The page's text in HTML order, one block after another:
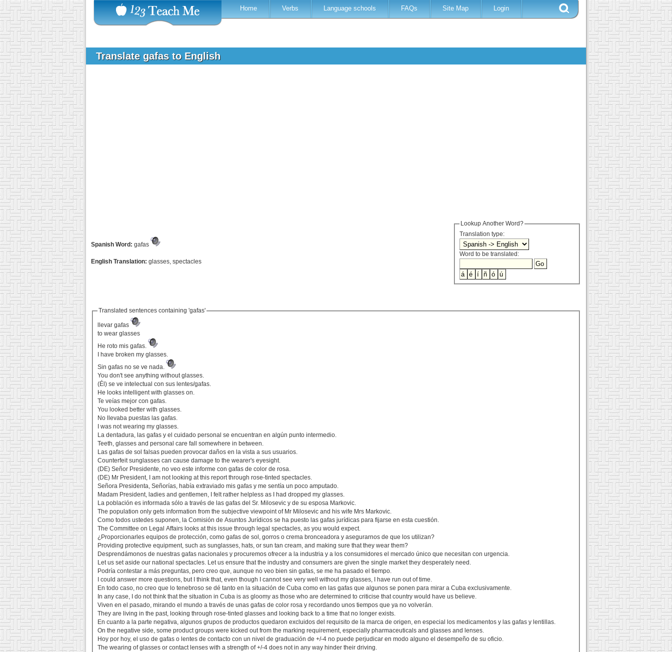
Home Verbs Language schools FAQs Site Map Login
Translate gafas to English
Lookup Another Word?
Translation type:
Word to be translated:
Spanish Word: gafas
English Translation: glasses, spectacles
Translated sentences containing 'gafas'
llevar gafas
to wear glasses
He roto mis gafas.
I have broken my glasses.
Sin gafas no se ve nada.
You don't see anything without glasses.
(Él) se ve intelectual con sus lentes/gafas.
He looks intelligent with glasses on.
Te veías mejor con gafas.
You looked better with glasses.
No llevaba puestas las gafas.
I was not wearing my glasses.
La dentadura, las gafas y el cuidado personal se encuentran en algún punto intermedio.
Teeth, glasses and personal care fall somewhere in between.
Las gafas de sol falsas pueden provocar daños en la vista a sus usuarios.
Counterfeit sunglasses can cause damage to the wearer's eyesight.
(DE) Señor Presidente, no veo este informe con gafas de color de rosa.
(DE) Mr President, I am not looking at this report through rose-tinted spectacles.
Señora Presidenta, Señorías, había extraviado mis gafas y me sentía un poco amputado.
Madam President, ladies and gentlemen, I felt rather helpless as I had dropped my glasses.
La población es informada sólo a través de las gafas del Sr. Milosevic y de su esposa Markovic.
The population only gets information from the subjective viewpoint of Mr Milosevic and his wife Mrs Markovic.
Como todos ustedes suponen, la Comisión de Asuntos Jurídicos se ha puesto las gafas jurídicas para fijarse en esta cuestión.
The Committee on Legal Affairs looks at this issue through legal spectacles, as you would expect.
¿Proporcionarles equipos de protección, como gafas de sol, gorros o crema bronceadora y asegurarnos de que los utilizan?
Providing protective equipment, such as sunglasses, hats, or sun tan cream, and making sure that they wear them?
Desprendámonos de nuestras gafas nacionales y procuremos ofrecer a la industria y a los consumidores el mercado único que necesitan con urgencia.
Let us set aside our national spectacles. Let us ensure that the industry and consumers are given the single market they desperately need.
Podría contestar a más preguntas, pero creo que, aunque no veo bien sin gafas, se me ha pasado el tiempo.
I could answer more questions, but I think that, even though I cannot see very well without my glasses, I have run out of time.
En todo caso, no creo que lo tenebroso se dé tanto en la situación de Cuba como en las gafas que algunos se ponen para mirar a Cuba exclusivamente.
In any case, I do not think that the situation in Cuba is as gloomy as those who are determined to criticise that country would have us believe.
Viven en el pasado, mirando el mundo a través de unas gafas de color rosa y recordando unos tiempos que ya no volverán.
They are living in the past, looking through rose-tinted glasses and looking back to a time that no longer exists.
En cuanto a la parte negativa, algunos grupos de productos quedaron excluidos del requisito de la marca de origen, en especial los medicamentos y las gafas y lentillas.
On the negative side, some product groups were kicked out from the marking requirement, especially pharmaceuticals and glasses and lenses.
Hoy por hoy, el uso de gafas o lentes de contacto con un nivel de graduación de +/-4 no puede perjudicar en modo alguno el desempeño de su oficio.
The wearing of glasses or contact lenses with a strength of +/-4 does not in any way hinder their driving.